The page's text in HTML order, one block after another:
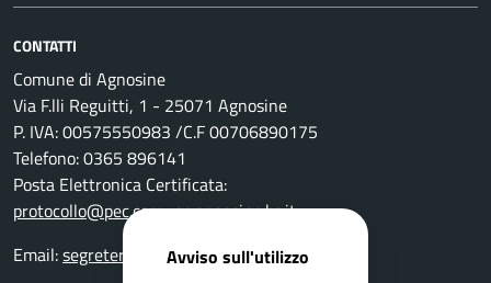
CONTATTI
Comune di Agnosine
Via F.lli Reguitti, 1 - 25071 Agnosine
P. IVA: 00575550983 /C.F 00706890175
Telefono: 0365 896141
Posta Elettronica Certificata:
protocollo@pec.comune.agnosine.bs.it
Email:segreteria@comune.agnosine.bs.it
Avviso sull'utilizzo